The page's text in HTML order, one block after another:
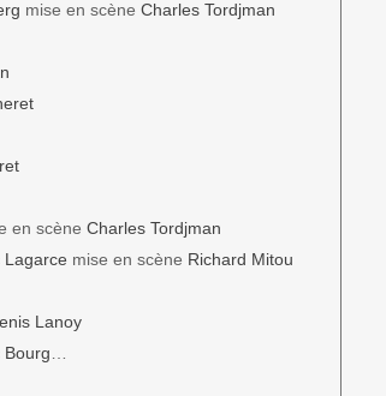
mise en scène Charles Tordjman
en scène Charles Tordjman
Lagarce mise en scène Richard Mitou
Lanoy
…